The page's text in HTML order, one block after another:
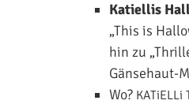
Katiellis
„This is
hin zu
Gänsehaut-
Wo? KATiELLi